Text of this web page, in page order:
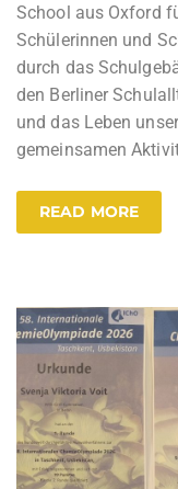
School aus Oxford
Schülerinnen und
durch das
den Berliner
und das Leben
gemeinsamen
READ MORE